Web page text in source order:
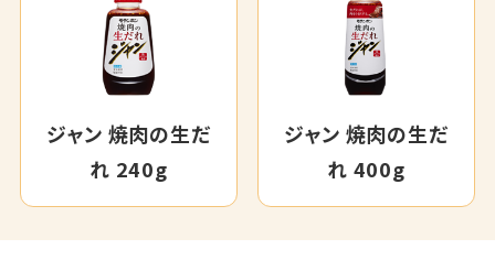
ジャン 焼肉の生だ
れ 240g
ジャン 焼肉の生だ
れ 400g